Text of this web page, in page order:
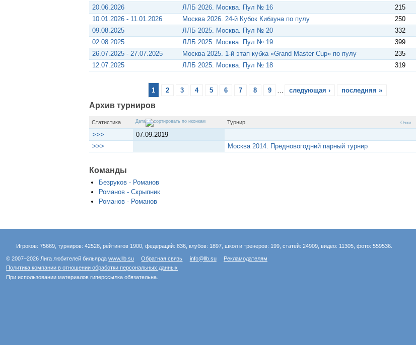
20.06.2026
ЛЛБ 2026. Москва. Пул № 16 215
10.01.2026 - 11.01.2026
Москва 2026. 24-й Кубок Кибзуна по пулу 250
09.08.2025
ЛЛБ 2025. Москва. Пул № 20 332
02.08.2025
ЛЛБ 2025. Москва. Пул № 19 399
26.07.2025 - 27.07.2025
Москва 2025. 1-й этап кубка «Grand Master Cup» по пулу 235
12.07.2025
ЛЛБ 2025. Москва. Пул № 18 319
1 2 3 4 5 6 7 8 9 следующая › последняя »
Архив турниров
Статистика Дата Турнир Очки
>>>
07.09.2019
>>>
Москва 2014. Предновогодний парный турнир
Команды
Безруков - Романов
Романов - Скрыпник
Романов - Романов
Игроков: 75669, турниров: 42528, рейтингов 1900, федераций: 836, клубов: 1897, школ и тренеров: 199, статей: 24909, видео: 11305, фото: 559536.
© 2007–2026 Лига любителей бильярдаwww.llb.su Обратная связь info@llb.su
Рекламодателям
Политика компании в отношении обработки персональных данных
При использовании материалов гиперссылка обязательна.